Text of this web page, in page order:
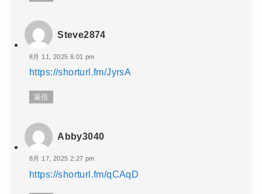
Steve2874
8月 11, 2025 6:01 pm
https://shorturl.fm/JyrsA
返信
Abby3040
8月 17, 2025 2:27 pm
https://shorturl.fm/qCAqD